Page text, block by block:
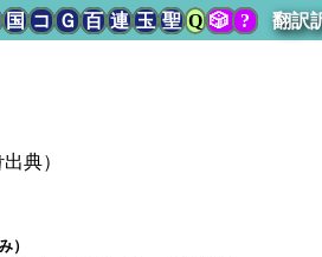
国 コ Ｇ 百 連 玉 聖 Q 🎲? 翻訳
典）
）